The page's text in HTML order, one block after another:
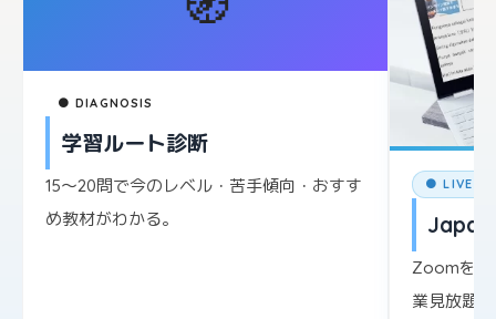
● DIAGNOSIS
学習ルート診断
15〜20問で今のレベル・苦手傾向・おすす
め教材がわかる。
● LIVE
Zoomを使
業見放題